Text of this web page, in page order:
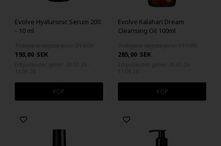
Evolve Hyaluronic Serum 200
- 10 ml
193,00 SEK
Evolve Kalahari Dream
Cleansing Oil 100ml
285,00 SEK